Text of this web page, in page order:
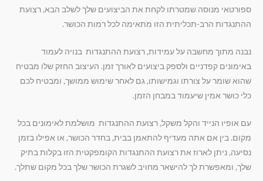
ספורטאי מנוסה שמטרתו לקחת את הביצועים שלך לשלב הבא, רצועת
ההתנגדות הרב-תכליתית הזו מתאימה לכל רמות הכושר.
נבנה מתוך מחשבה על עמידות, רצועת ההתנגדות בנויה לעמוד
באימונים קפדניים ולספק ביצועים לאורך זמן. העיצוב החזק שלו מבטיח
שהוא שומר על צורתו וגמישותו, גם לאחר שימוש ממושך, ומבטיח לכם
כלי כושר אמין שיעמוד במבחן הזמן.
עם אופיו הנייד והקל משקל, רצועת ההתנגדות מושלמת לאימונים בכל
מקום. בין אם אתה מעדיף להתאמן בבית, בחדר הכושר, או אפילו בזמן
נסיעה, ניתן לארוז את רצועת ההתנגדות הקומפקטית הזו בקלות בתיק
שלך, ומאפשרת לך להישאר מחויב לשגרת הכושר שלך בכל מקום שתלך.